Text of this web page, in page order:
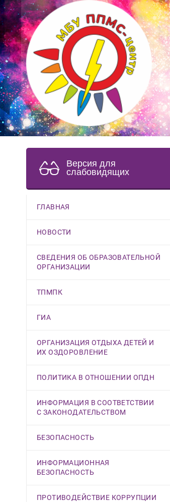
Версия для
слабовидящих
ГЛАВНАЯ
НОВОСТИ
СВЕДЕНИЯ ОБ ОБРАЗОВАТЕЛЬНОЙ
ОРГАНИЗАЦИИ
ТПМПК
ГИА
ОРГАНИЗАЦИЯ ОТДЫХА ДЕТЕЙ И
ИХ ОЗДОРОВЛЕНИЕ
ПОЛИТИКА В ОТНОШЕНИИ ОПДН
ИНФОРМАЦИЯ В СООТВЕТСТВИИ
С ЗАКОНОДАТЕЛЬСТВОМ
БЕЗОПАСНОСТЬ
ИНФОРМАЦИОННАЯ
БЕЗОПАСНОСТЬ
ПРОТИВОДЕЙСТВИЕ КОРРУПЦИИ